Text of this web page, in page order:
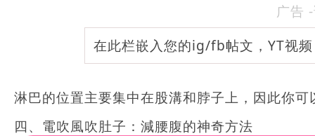
广告
在此栏嵌入您的ig/fb帖文，YT视
淋巴的位置主要集中在股溝和脖子上，因此你
四、電吹風吹肚子：減腰腹的神奇方法